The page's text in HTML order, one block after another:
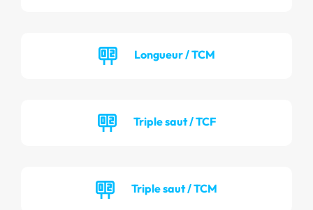
Longueur / TCM
Triple saut / TCF
Triple saut / TCM